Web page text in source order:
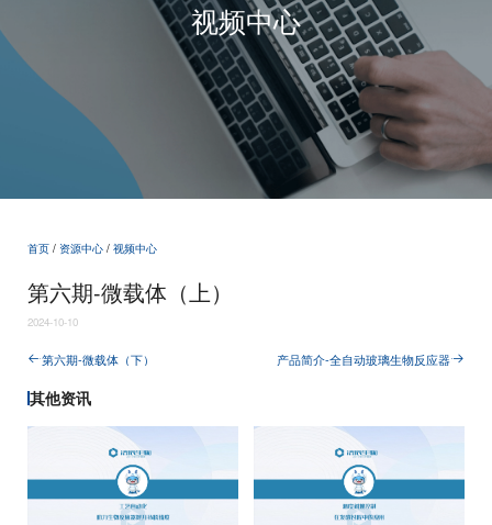
视频中心
首页/ 资源中心/ 视频中心
第六期-微载体（上）
2024-10-10
第六期-微载体（下） 产品简介-全自动玻璃生物反应器
其他资讯